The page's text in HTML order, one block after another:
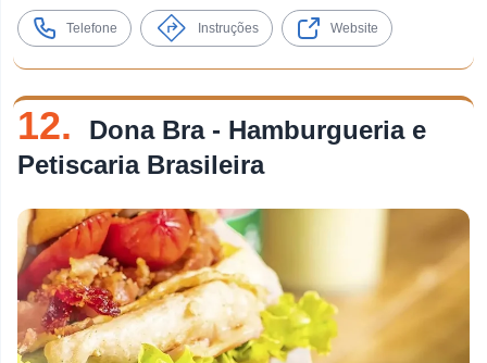
Telefone Instruções Website
12.
Dona Bra - Hamburgueria e
Petiscaria Brasileira